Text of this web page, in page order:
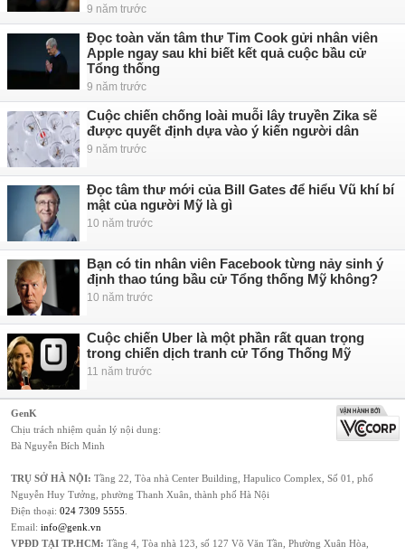
9 năm trước
Đọc toàn văn tâm thư Tim Cook gửi nhân viên
Apple ngay sau khi biết kết quả cuộc bầu cử
Tổng thống
9 năm trước
Cuộc chiến chống loài muỗi lây truyền Zika sẽ
được quyết định dựa vào ý kiến người dân
9 năm trước
Đọc tâm thư mới của Bill Gates để hiểu Vũ khí bí
mật của người Mỹ là gì
10 năm trước
Bạn có tin nhân viên Facebook từng nảy sinh ý
định thao túng bầu cử Tổng thống Mỹ không?
10 năm trước
Cuộc chiến Uber là một phần rất quan trọng
trong chiến dịch tranh cử Tổng Thống Mỹ
11 năm trước
GenK
Chịu trách nhiệm quản lý nội dung:
Bà Nguyễn Bích Minh
TRỤ SỞ HÀ NỘI: Tầng 22, Tòa nhà Center Building, Hapulico Complex, Số 01, phố
Nguyễn Huy Tưởng, phường Thanh Xuân, thành phố Hà Nội
Điện thoại: 024 7309 5555
Email: info@genk.vn
VPĐD TẠI TP.HCM: Tầng 4, Tòa nhà 123, số 127 Võ Văn Tần, Phường Xuân Hòa,